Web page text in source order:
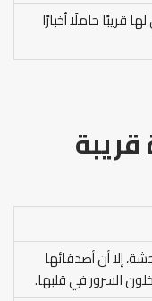
قريبًا حاملًا أخبارًا
إلا أن أصدقائها
السرور في قلبها.